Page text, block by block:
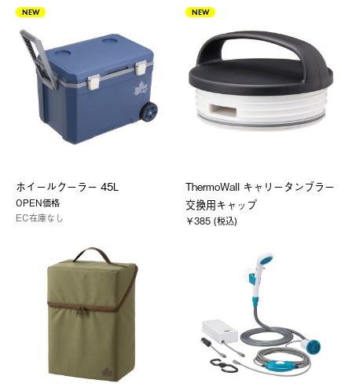
NEW
ホイールクーラー 45L
OPEN価格
EC在庫なし
NEW
ThermoWall キャリータンブラー
交換用キャップ
￥385 (税込)